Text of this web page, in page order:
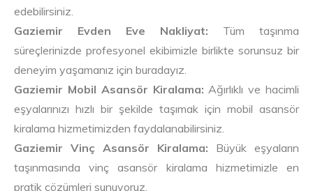
edebilirsiniz.
Gaziemir Evden Eve Nakliyat: Tüm taşınma
süreçlerinizde profesyonel ekibimizle birlikte sorunsuz bir
deneyim yaşamanız için buradayız.
Gaziemir Mobil Asansör Kiralama: Ağırlıklı ve hacimli
eşyalarınızı hızlı bir şekilde taşımak için mobil asansör
kiralama hizmetimizden faydalanabilirsiniz.
Gaziemir Vinç Asansör Kiralama: Büyük eşyaların
taşınmasında vinç asansör kiralama hizmetimizle en
pratik çözümleri sunuyoruz.